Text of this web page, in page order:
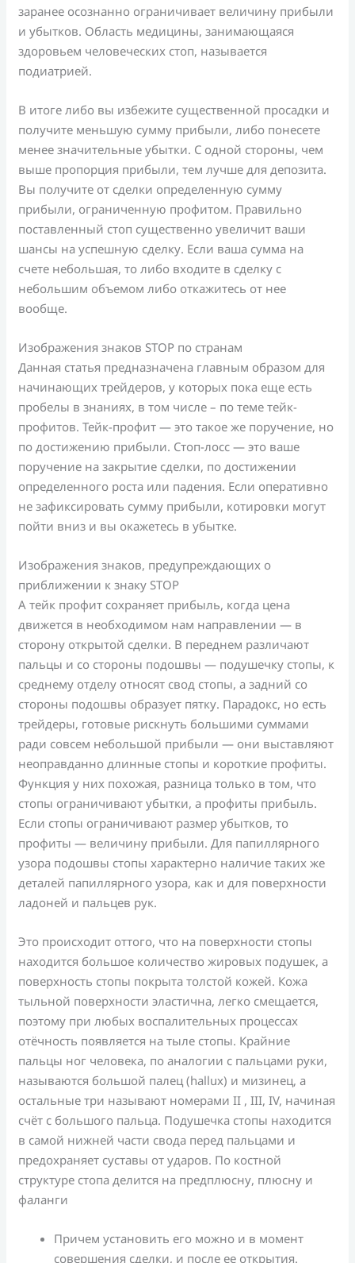
заранее осознанно ограничивает величину прибыли
и убытков. Область медицины, занимающаяся
здоровьем человеческих стоп, называется
подиатрией.
В итоге либо вы избежите существенной просадки и
получите меньшую сумму прибыли, либо понесете
менее значительные убытки. С одной стороны, чем
выше пропорция прибыли, тем лучше для депозита.
Вы получите от сделки определенную сумму
прибыли, ограниченную профитом. Правильно
поставленный стоп существенно увеличит ваши
шансы на успешную сделку. Если ваша сумма на
счете небольшая, то либо входите в сделку с
небольшим объемом либо откажитесь от нее
вообще.
Изображения знаков STOP по странам
Данная статья предназначена главным образом для
начинающих трейдеров, у которых пока еще есть
пробелы в знаниях, в том числе – по теме тейк-
профитов. Тейк-профит — это такое же поручение, но
по достижению прибыли. Стоп-лосс — это ваше
поручение на закрытие сделки, по достижении
определенного роста или падения. Если оперативно
не зафиксировать сумму прибыли, котировки могут
пойти вниз и вы окажетесь в убытке.
Изображения знаков, предупреждающих о
приближении к знаку STOP
А тейк профит сохраняет прибыль, когда цена
движется в необходимом нам направлении — в
сторону открытой сделки. В переднем различают
пальцы и со стороны подошвы — подушечку стопы, к
среднему отделу относят свод стопы, а задний со
стороны подошвы образует пятку. Парадокс, но есть
трейдеры, готовые рискнуть большими суммами
ради совсем небольшой прибыли — они выставляют
неоправданно длинные стопы и короткие профиты.
Функция у них похожая, разница только в том, что
стопы ограничивают убытки, а профиты прибыль.
Если стопы ограничивают размер убытков, то
профиты — величину прибыли. Для папиллярного
узора подошвы стопы характерно наличие таких же
деталей папиллярного узора, как и для поверхности
ладоней и пальцев рук.
Это происходит оттого, что на поверхности стопы
находится большое количество жировых подушек, а
поверхность стопы покрыта толстой кожей. Кожа
тыльной поверхности эластична, легко смещается,
поэтому при любых воспалительных процессах
отёчность появляется на тыле стопы. Крайние
пальцы ног человека, по аналогии с пальцами руки,
называются большой палец (hallux) и мизинец, а
остальные три называют номерами II , III, IV, начиная
счёт с большого пальца. Подушечка стопы находится
в самой нижней части свода перед пальцами и
предохраняет суставы от ударов. По костной
структуре стопа делится на предплюсну, плюсну и
фаланги
Причем установить его можно и в момент
совершения сделки, и после ее открытия.